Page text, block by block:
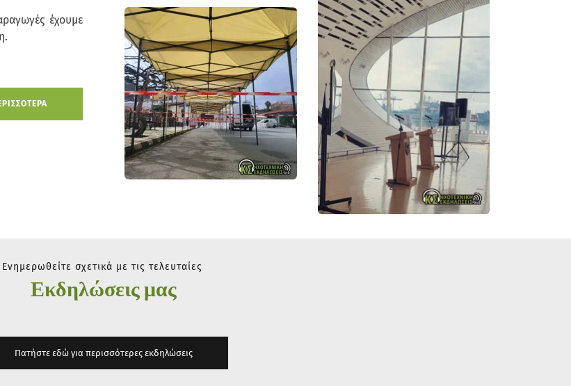
έχουμε
Ενημερωθείτε σχετικά με τις τελευταίες
Εκδηλώσεις μας
Πατήστε εδώ για περισσότερες εκδηλώσεις